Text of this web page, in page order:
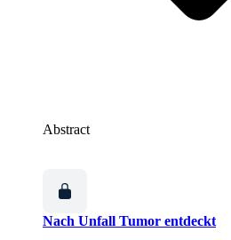
Abstract
Nach Unfall Tumor entdeckt